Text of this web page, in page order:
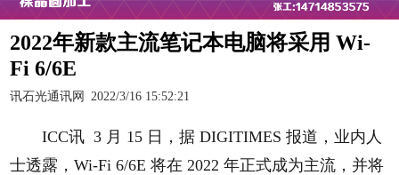
2022年新款主流笔记本电脑将采用 Wi-
Fi 6/6E
讯石光通讯网 2022/3/16 15:52:21
ICC讯 3 月 15 日，据 DIGITIMES 报道，业内人
士透露，Wi-Fi 6/6E 将在 2022 年正式成为主流，并将